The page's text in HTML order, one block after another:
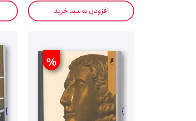
افزودن به سبد خرید
}
%
}